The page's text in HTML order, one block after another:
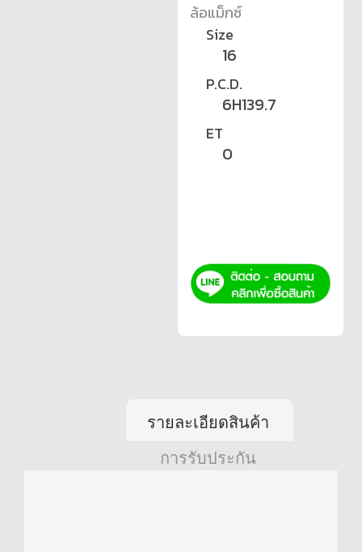
ล้อแม็กซ์
Size
16
P.C.D.
6H139.7
ET
0
รายละเอียดสินค้า
การรับประกัน